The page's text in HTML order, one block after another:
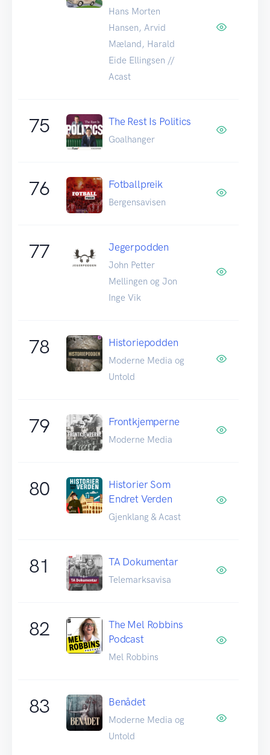
Hans Morten
Hansen, Arvid
Mæland, Harald
Eide Ellingsen //
Acast
75 The Rest Is Politics
Goalhanger
76 Fotballpreik
Bergensavisen
77 Jegerpodden
John Petter
Mellingen og Jon
Inge Vik
78 Historiepodden
Moderne Media og
Untold
79 Frontkjemperne
Moderne Media
80
Historier Som
Endret Verden
Gjenklang & Acast
81 TA Dokumentar
Telemarksavisa
82
The Mel Robbins
Podcast
Mel Robbins
83 Benådet
Moderne Media og
Untold